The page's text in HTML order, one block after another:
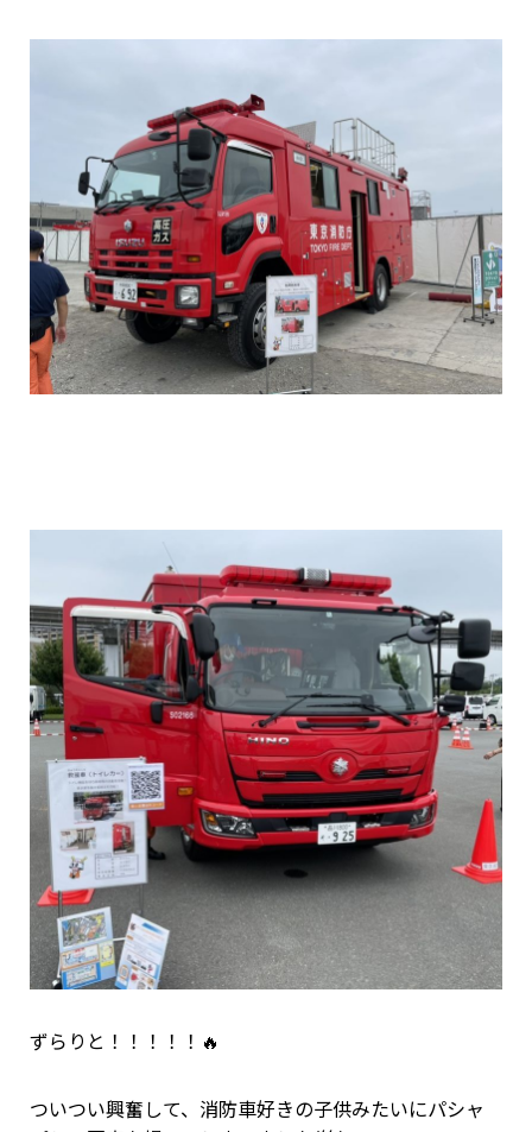
ずらりと！！！！！🔥
ついつい興奮して、消防車好きの子供みたいにパシャ